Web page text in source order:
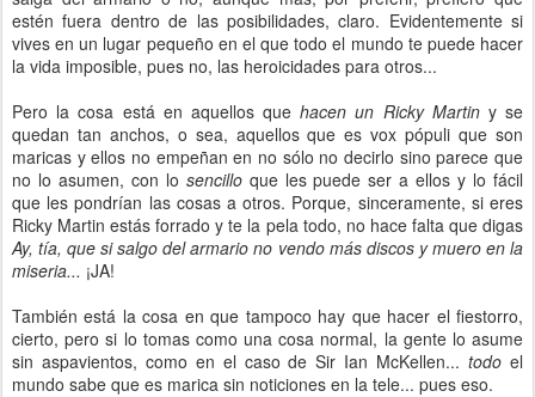
estén fuera dentro de las posibilidades, claro. Evidentemente si
vives en un lugar pequeño en el que todo el mundo te puede hacer
la vida imposible, pues no, las heroicidades para otros...
Pero la cosa está en aquellos quehacen un Ricky Martiny se
quedan tan anchos, o sea, aquellos que es vox pópuli que son
maricas y ellos no empeñan en no sólo no decirlo sino parece que
no lo asumen, con lo sencilloque les puede ser a ellos y lo fácil
que les pondrían las cosas a otros. Porque, sinceramente, si eres
Ricky Martin estás forrado y te la pela todo, no hace falta que digas
Ay, tía, que si salgo del armario no vendo más discos y muero en la
miseria... ¡JA!
También está la cosa en que tampoco hay que hacer el fiestorro,
cierto, pero si lo tomas como una cosa normal, la gente lo asume
sin aspavientos, como en el caso de Sir Ian McKellen...todo el
mundo sabe que es marica sin noticiones en la tele... pues eso.